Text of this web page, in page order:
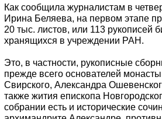
Как сообщила журналистам в
Ирина Беляева, на первом этапе
20 тыс. листов, или 113 рукописей
хранящихся в учреждении РАН.
Это, в частности, рукописные
прежде всего основателей
Свирского, Александра
также жития епископа
собрании есть и исторические